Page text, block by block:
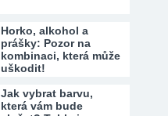
Horko, alkohol a
prášky: Pozor na
kombinaci, která může
uškodit!
Jak vybrat barvu,
která vám bude